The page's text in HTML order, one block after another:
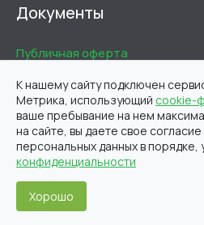
Документы
Публичная оферта
Пользовательское соглашение
Политика конфиденциальности
Юридическая информация
К нашему сайту подключен
Метрика, использующий cookie-
ваше пребывание на нем
на сайте, вы даете свое
персональных данных в порядке,
конфиденциальности
Хорошо